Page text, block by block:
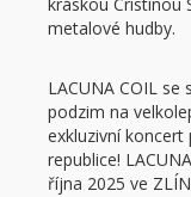
metalové hudby.
LACUNA COIL
podzim na
exkluzivní
republice!
října 2025 ve